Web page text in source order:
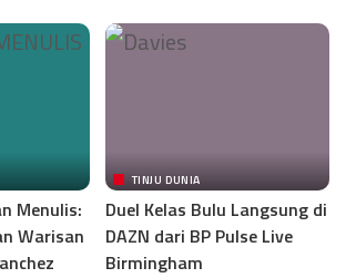
Menulis:
Warisan
TINJU DUNIA
Duel Kelas Bulu Langsung di
DAZN dari BP Pulse Live
Birmingham